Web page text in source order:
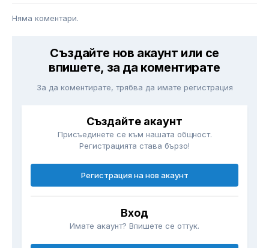
Няма коментари.
Създайте нов акаунт или се
впишете, за да коментирате
За да коментирате, трябва да имате регистрация
Създайте акаунт
Присъединете се към нашата общност.
Регистрацията става бързо!
Регистрация на нов акаунт
Вход
Имате акаунт? Впишете се оттук.